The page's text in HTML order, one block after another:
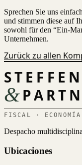
Sprechen Sie uns
und stimmen diese auf
sowohl für den “Ein-
Unternehmen.
Zurück zu allen
STEFFEN
&
FISCAL · ECONOMÍA
Despacho
Ubicaciones